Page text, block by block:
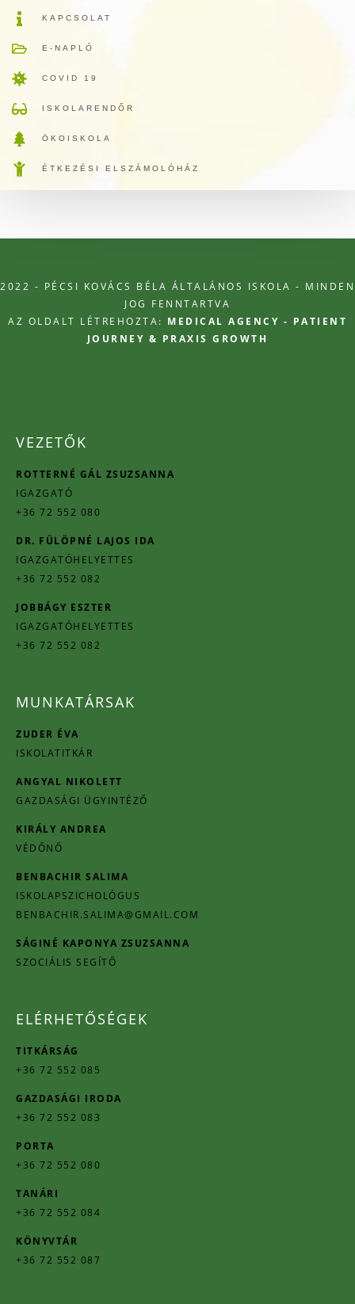
KAPCSOLAT
E-NAPLÓ
COVID 19
ISKOLARENDŐR
ÖKOISKOLA
ÉTKEZÉSI ELSZÁMOLÓHÁZ
2022 - PÉCSI KOVÁCS BÉLA ÁLTALÁNOS ISKOLA - MINDEN
JOG FENNTARTVA
AZ OLDALT LÉTREHOZTA: MEDICAL AGENCY - PATIENT
JOURNEY & PRAXIS GROWTH
VEZETŐK
ROTTERNÉ GÁL ZSUZSANNA
IGAZGATÓ
+36 72 552 080
DR. FÜLÖPNÉ LAJOS IDA
IGAZGATÓHELYETTES
+36 72 552 082
JOBBÁGY ESZTER
IGAZGATÓHELYETTES
+36 72 552 082
MUNKATÁRSAK
ZUDER ÉVA
ISKOLATITKÁR
ANGYAL NIKOLETT
GAZDASÁGI ÜGYINTÉZŐ
KIRÁLY ANDREA
VÉDŐNŐ
BENBACHIR SALIMA
ISKOLAPSZICHOLÓGUS
BENBACHIR.SALIMA@GMAIL.COM
SÁGINÉ KAPONYA ZSUZSANNA
SZOCIÁLIS SEGÍTŐ
ELÉRHETŐSÉGEK
TITKÁRSÁG
+36 72 552 085
GAZDASÁGI IRODA
+36 72 552 083
PORTA
+36 72 552 080
TANÁRI
+36 72 552 084
KÖNYVTÁR
+36 72 552 087